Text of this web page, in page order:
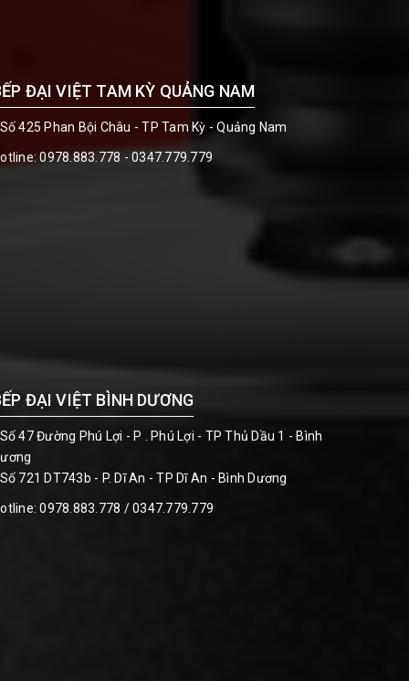
ĐẠI VIỆT TAM KỲ QUẢNG NAM
425 Phan Bội Châu - TP Tam Kỳ - Quảng Nam
0978.883.778 - 0347.779.779
ĐẠI VIỆT BÌNH DƯƠNG
47 Đường Phú Lợi - P . Phú Lợi - TP Thủ Dầu 1 - Bình
721 DT743b - P. Dĩ An - TP Dĩ An - Bình Dương
0978.883.778 / 0347.779.779